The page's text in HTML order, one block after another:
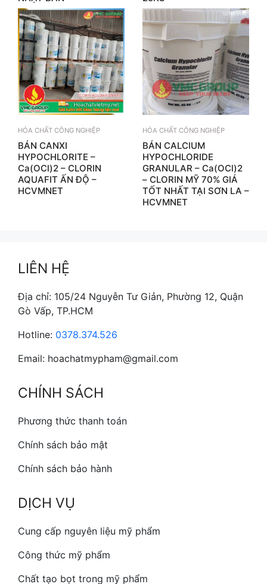
HÓA CHẤT CÔNG NGHIỆP
BÁN CANXI
HYPOCHLORITE –
Ca(OCl)2 – CLORIN
AQUAFIT ẤN ĐỘ –
HCVMNET
HÓA CHẤT CÔNG NGHIỆP
BÁN CALCIUM
HYPOCHLORIDE
GRANULAR – Ca(OCl)2
– CLORIN MỸ 70% GIÁ
TỐT NHẤT TẠI SƠN LA –
HCVMNET
LIÊN HỆ
Địa chỉ: 105/24 Nguyễn Tư Giản, Phường 12, Quận
Gò Vấp, TP.HCM
Hotline: 0378.374.526
Email: hoachatmypham@gmail.com
CHÍNH SÁCH
Phương thức thanh toán
Chính sách bảo mật
Chính sách bảo hành
DỊCH VỤ
Cung cấp nguyên liệu mỹ phẩm
Công thức mỹ phẩm
Chất tạo bọt trong mỹ phẩm